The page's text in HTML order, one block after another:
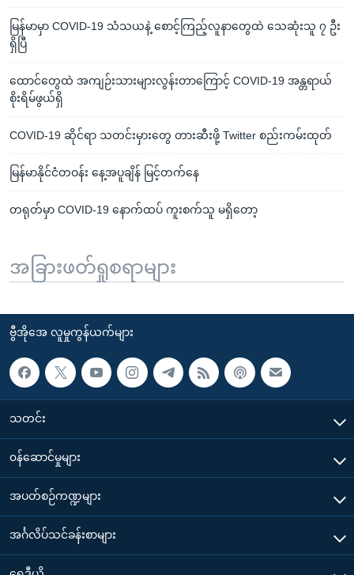
မြန်မာမှာ COVID-19 သံသယနဲ့ စောင့်ကြည့်လူနာတွေထဲ သေဆုံးသူ ၇ ဦး
ရှိပြီ
ထောင်တွေထဲ အကျဉ်းသားများလွန်းတာကြောင့် COVID-19 အန္တရာယ်
စိုးရိမ်ဖွယ်ရှိ
COVID-19 ဆိုင်ရာ သတင်းမှားတွေ တားဆီးဖို့ Twitter စည်းကမ်းထုတ်
မြန်မာနိုင်ငံတဝန်း နေ့အပူချိန် မြင့်တက်နေ
တရုတ်မှာ COVID-19 နောက်ထပ် ကူးစက်သူ မရှိတော့
အခြားဖတ်ရှုစရာများ
ဗွီအိုအေ လူမှုကွန်ယက်များ
သတင်း
၀န်ဆောင်မှုများ
အပတ်စဉ်ကဏ္ဍများ
အင်္ဂလိပ်သင်ခန်းစာများ